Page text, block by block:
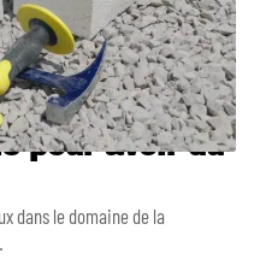
pour avoir du
dans le domaine de la